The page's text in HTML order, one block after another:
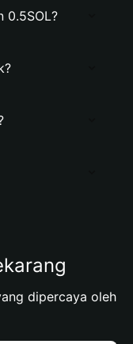
0.5SOL?
dipercaya oleh